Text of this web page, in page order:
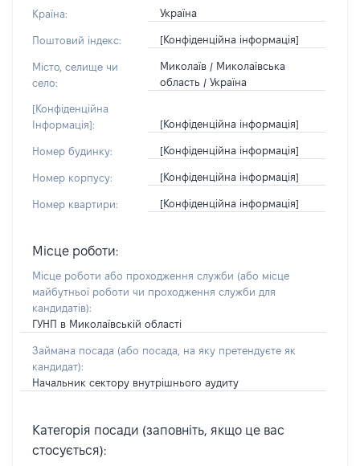
Країна: Україна
Поштовий індекс: [Конфіденційна інформація]
Місто, селище чи
село:
Миколаїв / Миколаївська
область / Україна
[Конфіденційна
Інформація]:
[Конфіденційна інформація]
Номер будинку: [Конфіденційна інформація]
Номер корпусу: [Конфіденційна інформація]
Номер квартири: [Конфіденційна інформація]
Місце роботи:
Місце роботи або проходження служби (або місце
майбутньої роботи чи проходження служби для
кандидатів):
ГУНП в Миколаївській області
Займана посада (або посада, на яку претендуєте як
кандидат):
Начальник сектору внутрішнього аудиту
Категорія посади (заповніть, якщо це вас
стосується):